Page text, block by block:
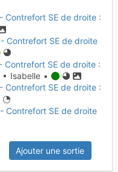
Contrefort SE de droite :
Contrefort SE de droite
Contrefort SE de droite :
• Isabelle •
Contrefort SE de droite :
Contrefort SE de droite
Ajouter une sortie